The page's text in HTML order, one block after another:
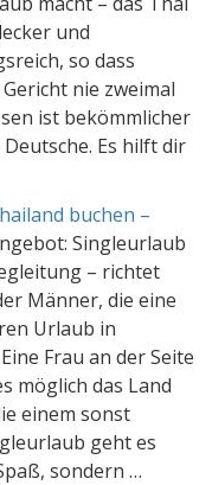
und
so dass
nie zweimal
ist bekömmlicher
Es hilft dir
buchen –
Singleurlaub
– richtet
Männer, die eine
Urlaub in
Frau an der Seite
möglich das Land
einem sonst
geht es
sondern …